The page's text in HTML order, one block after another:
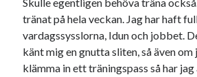
Sök
tränat på hela veckan. Jag har haft
vardagssysslorna, Idun och jobbet.
känt mig en gnutta sliten, så även om
klämma in ett träningspass så har